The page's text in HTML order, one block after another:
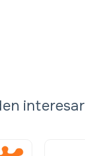
interesar